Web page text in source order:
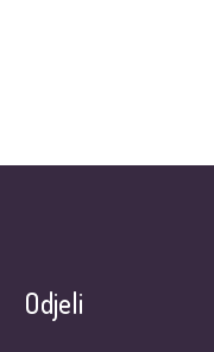
Odjeli